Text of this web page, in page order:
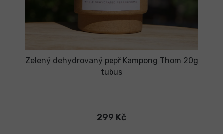
Zelený dehydrovaný pepř Kampong Thom 20g
tubus
299 Kč